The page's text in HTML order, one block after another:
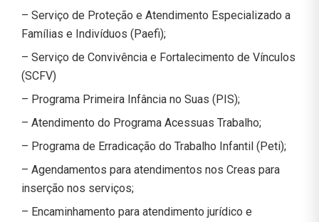
– Serviço de Proteção e Atendimento Especializado a
Famílias e Indivíduos (Paefi);
– Serviço de Convivência e Fortalecimento de Vínculos
(SCFV)
– Programa Primeira Infância no Suas (PIS);
– Atendimento do Programa Acessuas Trabalho;
– Programa de Erradicação do Trabalho Infantil (Peti);
– Agendamentos para atendimentos nos Creas para
inserção nos serviços;
– Encaminhamento para atendimento jurídico e